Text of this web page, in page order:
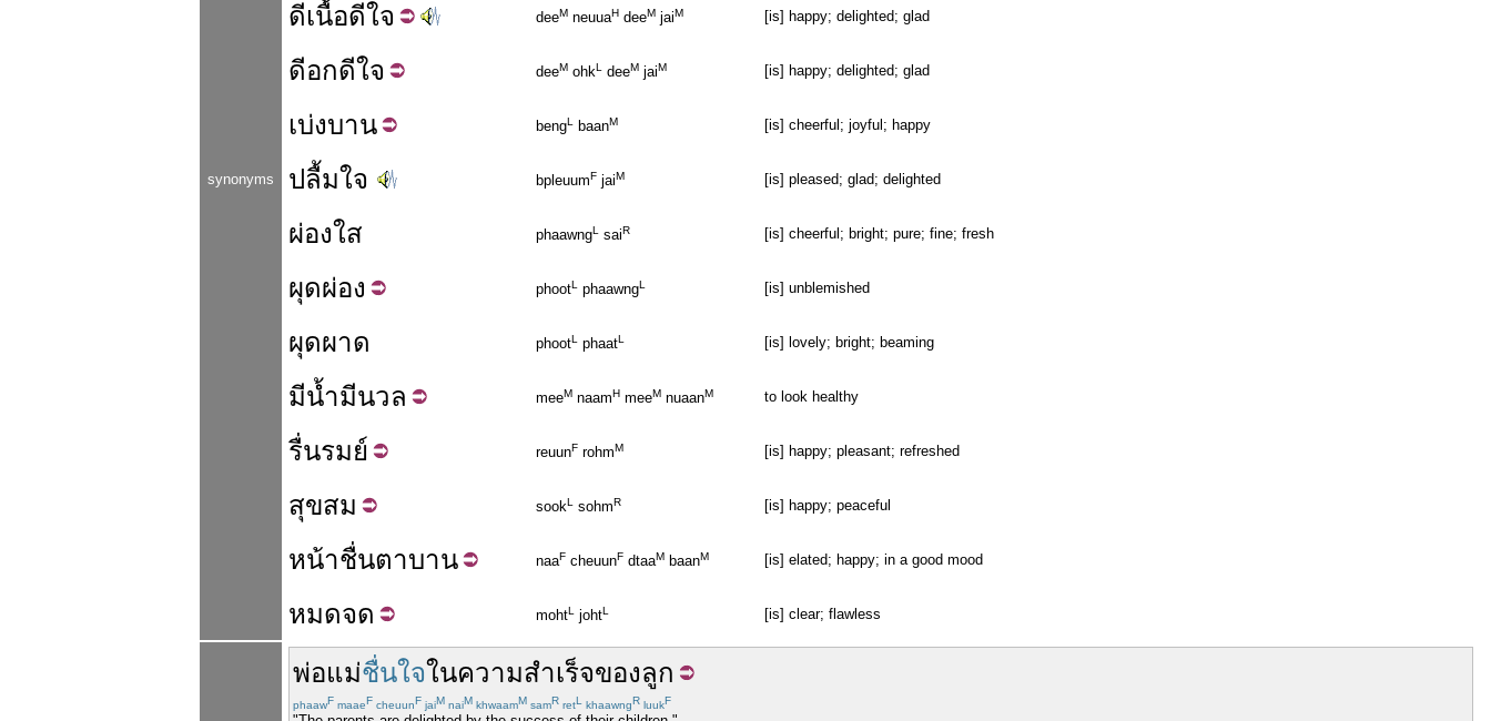
synonyms
ดีเนื้อดีใจ deeM neuuaH deeM jaiM [is] happy; delighted; glad
ดีอกดีใจ deeM ohkL deeM jaiM [is] happy; delighted; glad
เบ่งบาน bengL baanM [is] cheerful; joyful; happy
ปลื้มใจ bpleuumF jaiM [is] pleased; glad; delighted
ผ่องใส phaawngL saiR [is] cheerful; bright; pure; fine; fresh
ผุดผ่อง phootL phaawngL [is] unblemished
ผุดผาด phootL phaatL [is] lovely; bright; beaming
มีน้ำมีนวล meeM naamH meeM nuaanM to look healthy
รื่นรมย์ reuunF rohmM [is] happy; pleasant; refreshed
สุขสม sookL sohmR [is] happy; peaceful
หน้าชื่นตาบาน naaF cheuunF dtaaM baanM [is] elated; happy; in a good mood
หมดจด mohtL johtL [is] clear; flawless
พ่อแม่ชื่นใจในความสำเร็จของลูก
phaawF maaeF cheuunF jaiM naiM khwaamM samR retL khaawngR luukF